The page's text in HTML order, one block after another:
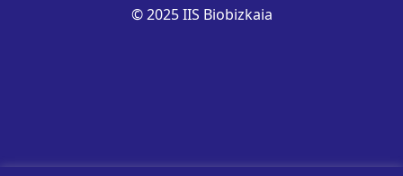
© 2025 IIS Biobizkaia